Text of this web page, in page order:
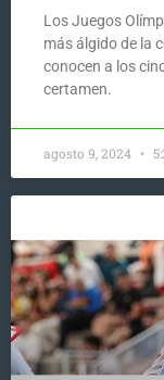
Los Juegos
más álgido de la
conocen a los
certamen.
agosto 9, 2024